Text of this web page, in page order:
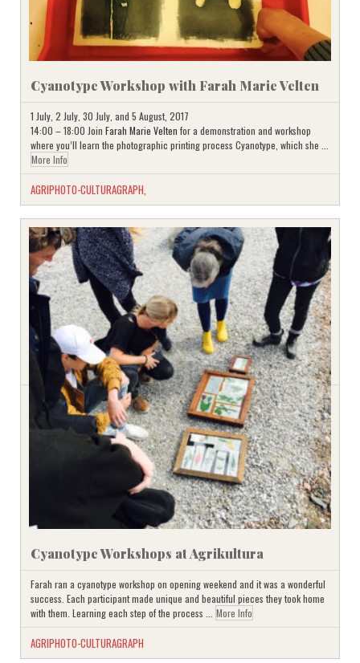
Cyanotype Workshop with Farah Marie Velten
1 July, 2 July, 30 July, and 5 August, 2017
14:00 – 18:00 Join Farah Marie Velten for a demonstration and workshop
where you’ll learn the photographic printing process Cyanotype, which she ...
More Info
AGRIPHOTO-CULTURAGRAPH,
Cyanotype Workshops at Agrikultura
Farah ran a cyanotype workshop on opening weekend and it was a wonderful
success. Each participant made unique and beautiful pieces they took home
with them. Learning each step of the process ... More Info
AGRIPHOTO-CULTURAGRAPH